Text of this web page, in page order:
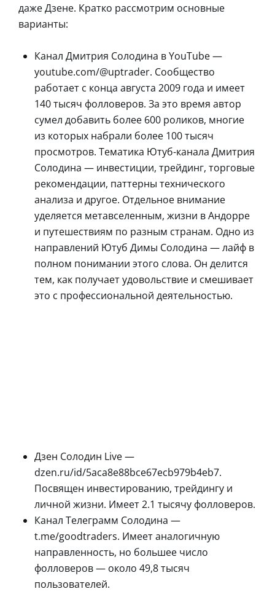
даже Дзене. Кратко рассмотрим основные
варианты:
Канал Дмитрия Солодина в YouTube —
youtube.com/@uptrader. Сообщество
работает с конца августа 2009 года и имеет
140 тысяч фолловеров. За это время автор
сумел добавить более 600 роликов, многие
из которых набрали более 100 тысяч
просмотров. Тематика Ютуб-канала Дмитрия
Солодина — инвестиции, трейдинг, торговые
рекомендации, паттерны технического
анализа и другое. Отдельное внимание
уделяется метавселенным, жизни в Андорре
и путешествиям по разным странам. Одно из
направлений Ютуб Димы Солодина — лайф в
полном понимании этого слова. Он делится
тем, как получает удовольствие и смешивает
это с профессиональной деятельностью.
Дзен Солодин Live —
dzen.ru/id/5aca8e88bce67ecb979b4eb7.
Посвящен инвестированию, трейдингу и
личной жизни. Имеет 2.1 тысячу фолловеров.
Канал Телеграмм Солодина —
t.me/goodtraders. Имеет аналогичную
направленность, но большее число
фолловеров — около 49,8 тысяч
пользователей.